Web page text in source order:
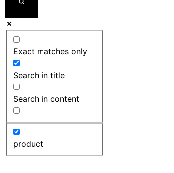
Exact matches only
Search in title
Search in content
product